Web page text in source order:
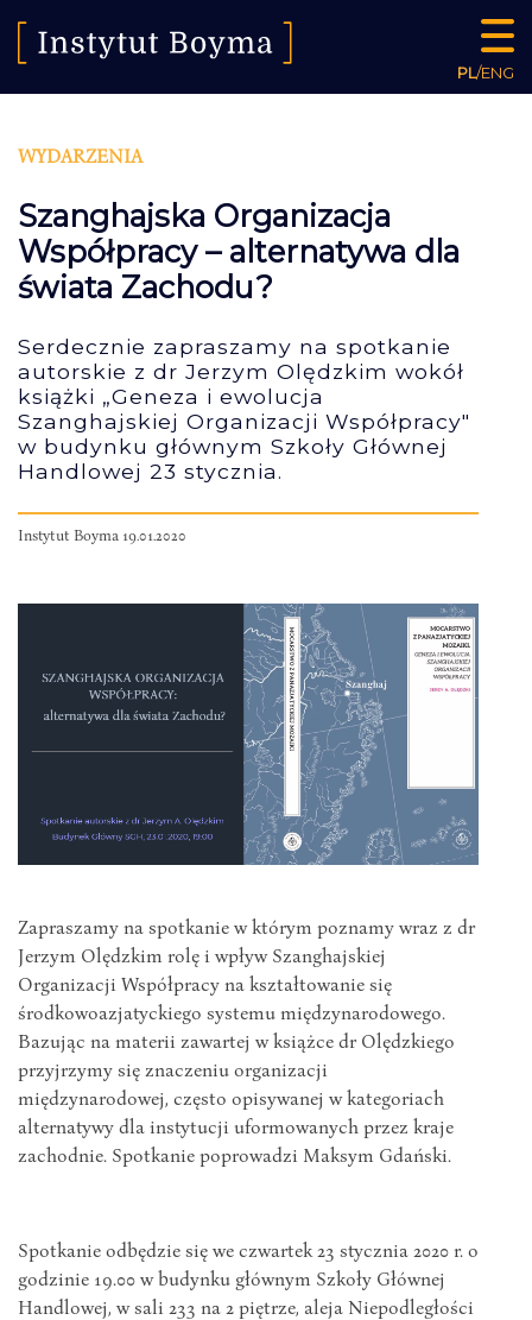
PL/ENG
WYDARZENIA
Szanghajska Organizacja
Współpracy – alternatywa dla
świata Zachodu?
Serdecznie zapraszamy na spotkanie
autorskie z dr Jerzym Olędzkim wokół
książki „Geneza i ewolucja
Szanghajskiej Organizacji Współpracy"
w budynku głównym Szkoły Głównej
Handlowej 23 stycznia.
Instytut Boyma 19.01.2020
Zapraszamy na spotkanie w którym poznamy wraz z dr
Jerzym Olędzkim rolę i wpływ Szanghajskiej
Organizacji Współpracy na kształtowanie się
środkowoazjatyckiego systemu międzynarodowego.
Bazując na materii zawartej w książce dr Olędzkiego
przyjrzymy się znaczeniu organizacji
międzynarodowej, często opisywanej w kategoriach
alternatywy dla instytucji uformowanych przez kraje
zachodnie. Spotkanie poprowadzi Maksym Gdański.
Spotkanie odbędzie się we czwartek 23 stycznia 2020 r. o
godzinie 19.00 w budynku głównym Szkoły Głównej
Handlowej, w sali 233 na 2 piętrze, aleja Niepodległości